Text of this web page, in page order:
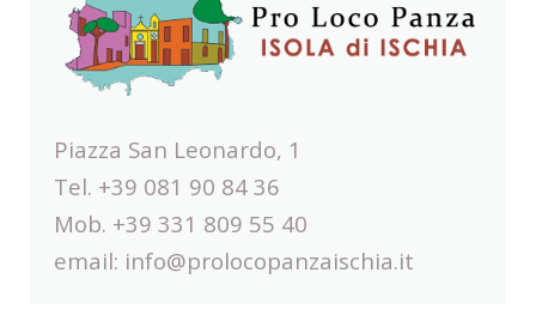
Piazza San Leonardo, 1
Tel. +39 081 90 84 36
Mob. +39 331 809 55 40
email: info@prolocopanzaischia.it